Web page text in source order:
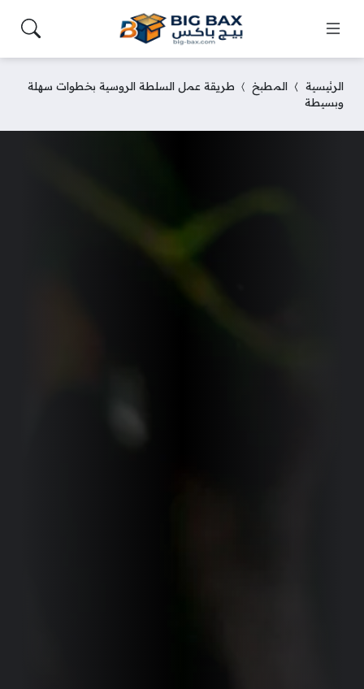
الرئيسية المطبخ
طريقة عمل السلطة الروسية بخطوات سهلة
وبسيطة